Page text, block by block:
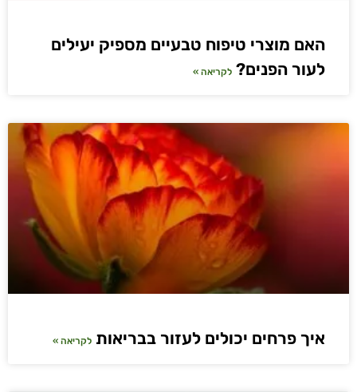
האם מוצרי טיפוח טבעיים מספיק יעילים
לעור הפנים? לקריאה »
איך פרחים יכולים לעזור בבריאות לקריאה »